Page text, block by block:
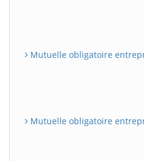
Mutuelle obligatoire
Mutuelle obligatoire